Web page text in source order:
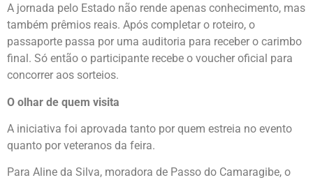
A jornada pelo Estado não rende apenas conhecimento, mas
também prêmios reais. Após completar o roteiro, o
passaporte passa por uma auditoria para receber o carimbo
final. Só então o participante recebe o voucher oficial para
concorrer aos sorteios.
O olhar de quem visita
A iniciativa foi aprovada tanto por quem estreia no evento
quanto por veteranos da feira.
Para Aline da Silva, moradora de Passo do Camaragibe, o